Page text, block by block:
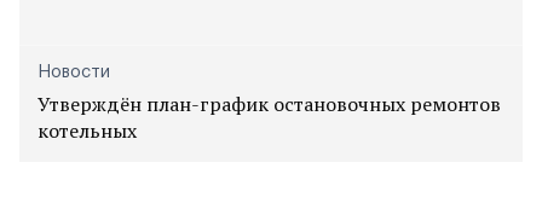
Новости
Утверждён план-график остановочных ремонтов
котельных